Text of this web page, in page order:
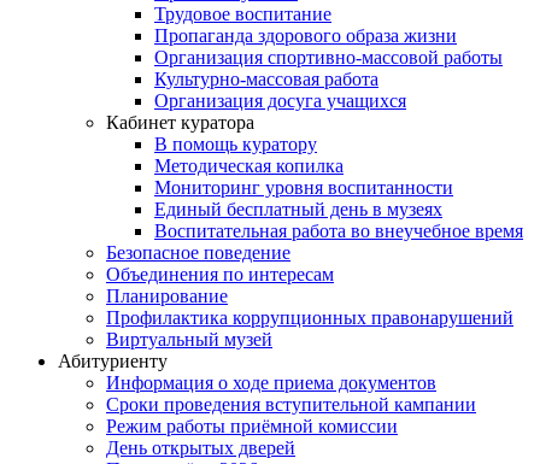
Трудовое воспитание
Пропаганда здорового образа жизни
Организация спортивно-массовой работы
Культурно-массовая работа
Организация досуга учащихся
Кабинет куратора
В помощь куратору
Методическая копилка
Мониторинг уровня воспитанности
Единый бесплатный день в музеях
Воспитательная работа во внеучебное время
Безопасное поведение
Объединения по интересам
Планирование
Профилактика коррупционных правонарушений
Виртуальный музей
Абитуриенту
Информация о ходе приема документов
Сроки проведения вступительной кампании
Режим работы приёмной комиссии
День открытых дверей